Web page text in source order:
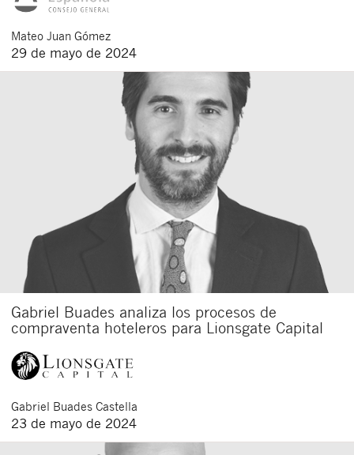
Mateo Juan Gómez
29 de mayo de 2024
Gabriel Buades analiza los procesos de
compraventa hoteleros para Lionsgate Capital
Gabriel Buades Castella
23 de mayo de 2024